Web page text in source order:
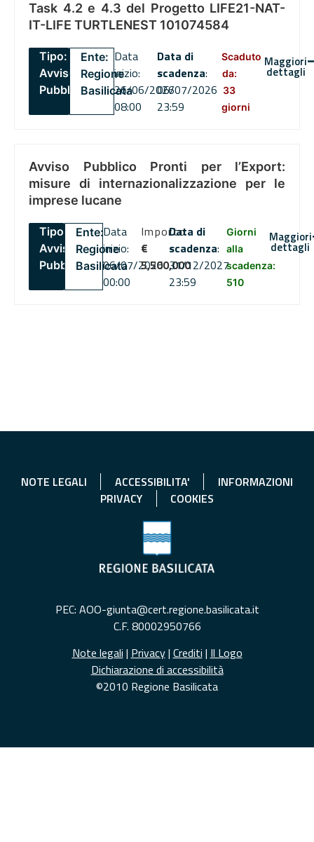
Task 4.2 e 4.3 del Progetto LIFE21-NAT-
IT-LIFE TURTLENEST 101074584
Tipo:
Avviso
Pubblico
Ente:
Regione
Basilicata
Data
inizio:
26/06/2026
08:00
Data di
scadenza:
06/07/2026
23:59
Scaduto
da:
33
giorni
Maggiori
dettagli
Avviso Pubblico Pronti per l’Export:
misure di internazionalizzazione per le
imprese lucane
Tipo:
Avviso
Pubblico
Ente:
Regione
Basilicata
Data
inizio:
06/07/2026
00:00
Importo
€
5,500,000
Data di
scadenza:
31/12/2027
23:59
Giorni
alla
scadenza:
510
Maggiori
dettagli
NOTE LEGALI ACCESSIBILITA'
INFORMAZIONI
PRIVACY
COOKIES
PEC: AOO-giunta@cert.regione.basilicata.it
C.F. 80002950766
Note legali | Privacy| Crediti | Il Logo
Dichiarazione di accessibilità
©2010 Regione Basilicata